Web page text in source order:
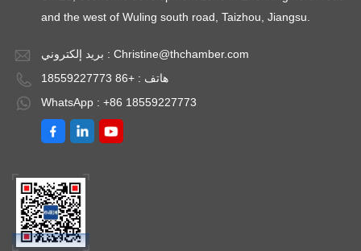
and the west of Wuling south road, Taizhou, Jiangsu.
بريد إلكتروني : Christine@thchamber.com
هاتف : +86 18559227773
WhatsApp : +86 18559227773